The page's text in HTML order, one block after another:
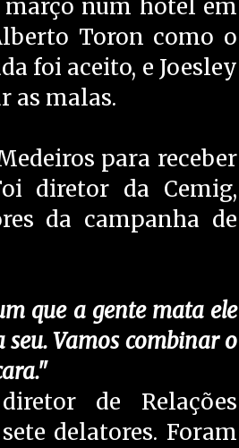
março num hotel em
Toron como o
foi aceito, e Joesley
as malas.
para receber
diretor da Cemig,
da campanha de
que a gente mata ele
seu. Vamos combinar o
de Relações
delatores. Foram